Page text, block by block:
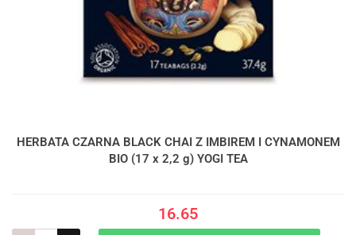
HERBATA CZARNA BLACK CHAI Z IMBIREM I CYNAMONEM
BIO (17 x 2,2 g) YOGI TEA
16.65